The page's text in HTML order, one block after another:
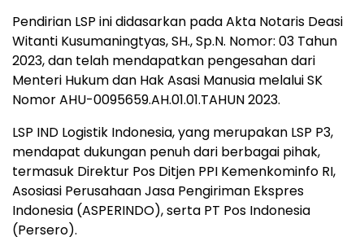
Pendirian LSP ini didasarkan pada Akta Notaris Deasi
Witanti Kusumaningtyas, SH., Sp.N. Nomor: 03 Tahun
2023, dan telah mendapatkan pengesahan dari
Menteri Hukum dan Hak Asasi Manusia melalui SK
Nomor AHU-0095659.AH.01.01.TAHUN 2023.
LSP IND Logistik Indonesia, yang merupakan LSP P3,
mendapat dukungan penuh dari berbagai pihak,
termasuk Direktur Pos Ditjen PPI Kemenkominfo RI,
Asosiasi Perusahaan Jasa Pengiriman Ekspres
Indonesia (ASPERINDO), serta PT Pos Indonesia
(Persero).